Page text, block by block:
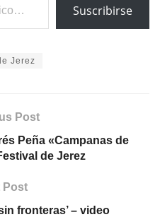
Suscribirse
Jerez
Post
Peña «Campanas de
de Jerez
Post
fronteras’ – video